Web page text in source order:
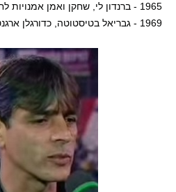
1965 - ברנדון לי, שחקן ואמן אמנויות לחימה (נהרג 1993)
1969 - גבריאל בטיסטוטה, כדורגלן ארגנטינאי